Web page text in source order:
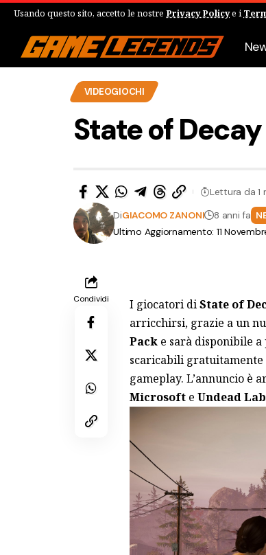
Usando questo sito, accetto le nostre Privacy Policye i
VIDEOGIOCHI
State of
Ultimo Aggiornamento: 11
DiGIACOMO ZANONI 8 anni fa
Lettura da 1
Condividi I giocatori diState of
arricchirsi, grazie a un
Packe sarà disponibile
scaricabili
gameplay. L’annuncio è
Microsofte Undead